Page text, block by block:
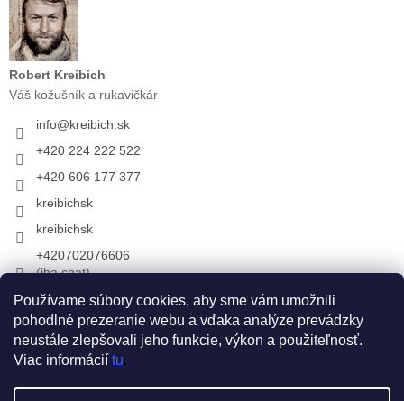
Používame súbory cookies, aby sme vám umožnili
pohodlné prezeranie webu a vďaka analýze prevádzky
neustále zlepšovali jeho funkcie, výkon a použiteľnosť.
Viac informácií tu.
Robert Kreibich
Váš kožušník a rukavičkár
info@kreibich.sk
+420 224 222 522
+420 606 177 377
kreibichsk
kreibichsk
+420702076606
(iba chat)
Prijímame online platby